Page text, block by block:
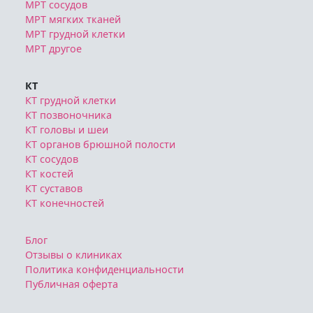
МРТ органов брюшной полости
МРТ сосудов
МРТ мягких тканей
МРТ грудной клетки
КТ
КТ грудной клетки
КТ позвоночника
КТ головы и шеи
КТ органов брюшной полости
КТ сосудов
КТ костей
КТ суставов
Блог
Отзывы о клиниках
Политика конфиденциальности